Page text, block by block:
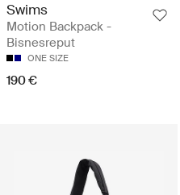
Swims
Motion Backpack -
Bisnesreput
ONE SIZE
190 €